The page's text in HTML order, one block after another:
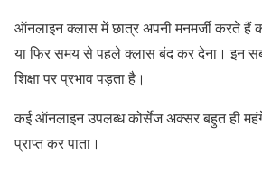
ऑनलाइन क्लास में छात्र अपनी मनमर्जी करते हैं
या फिर समय से पहले क्लास बंद कर देना। इन
शिक्षा पर प्रभाव पड़ता है।
कई ऑनलाइन उपलब्ध कोर्सेज अक्सर बहुत ही
प्राप्त कर पाता।